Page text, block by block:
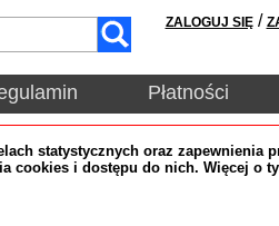
Płatności
ZALOGUJ SIĘ/
statystycznych oraz zapewnienia
cookies i dostępu do nich. Więcej o